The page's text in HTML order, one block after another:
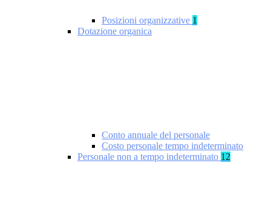
Posizioni organizzative 1
Dotazione organica
Conto annuale del personale
Costo personale tempo indeterminato
Personale non a tempo indeterminato 12